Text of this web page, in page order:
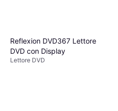
Reflexion DVD367 Lettore
DVD con Display
Lettore DVD